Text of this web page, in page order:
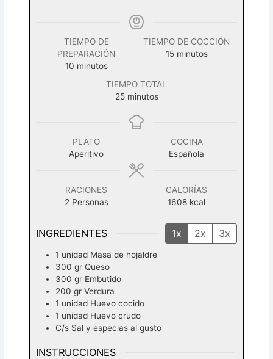
TIEMPO DE
PREPARACIÓN
10minutos
minutos
TIEMPO DE COCCIÓN
15minutos
minutos
TIEMPO TOTAL
25minutos
minutos
PLATO
Aperitivo
COCINA
Española
RACIONES
2 Personas
CALORÍAS
1608 kcal
INGREDIENTES 1x 2x 3x
1 unidad Masa de hojaldre
300 gr Queso
300 gr Embutido
200 gr Verdura
1 unidad Huevo cocido
1 unidad Huevo crudo
C/s Sal y especias al gusto
INSTRUCCIONES